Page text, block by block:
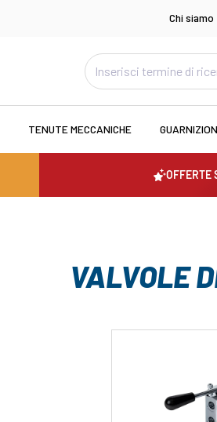
Chi siamo
TENUTE MECCANICHE
OFFERTE
VALVOLE